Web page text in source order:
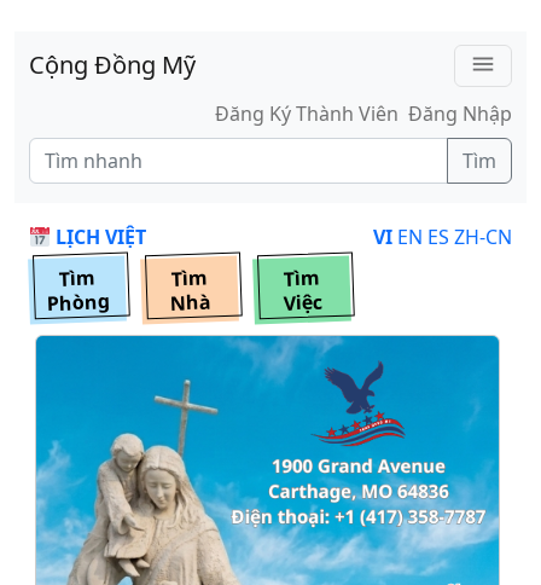
Cộng Đồng Mỹ
menu
Đăng Ký Thành Viên Đăng Nhập
Tìm
LỊCH VIỆT VI EN ES ZH-CN
Tìm
Phòng
Tìm
Nhà
Tìm
Việc